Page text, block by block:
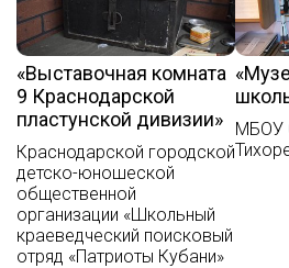
«Выставочная комната
9 Краснодарской
пластунской дивизии»
Краснодарской городской
детско-юношеской
общественной
организации «Школьный
краеведческий поисковый
отряд «Патриоты Кубани»
МБОУ